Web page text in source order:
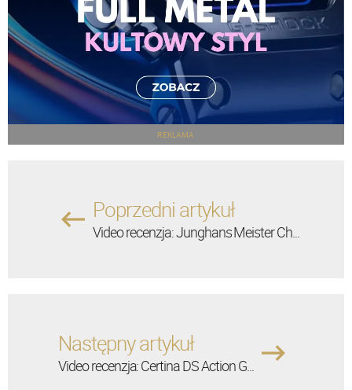
REKLAMA
Poprzedni artykuł
Video recenzja: Junghans Meister Ch...
Następny artykuł
Video recenzja: Certina DS Action G...